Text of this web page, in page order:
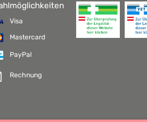
Visa
Mastercard
PayPal
Rechnung